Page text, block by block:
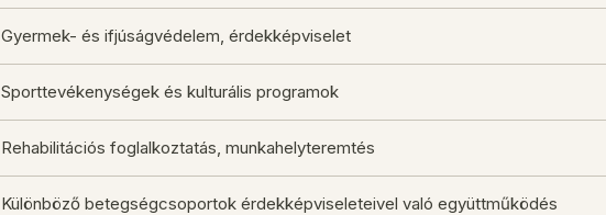
Gyermek- és ifjúságvédelem, érdekképviselet
Sporttevékenységek és kulturális programok
Rehabilitációs foglalkoztatás, munkahelyteremtés
Különböző betegségcsoportok érdekképviseleteivel való együttműködés